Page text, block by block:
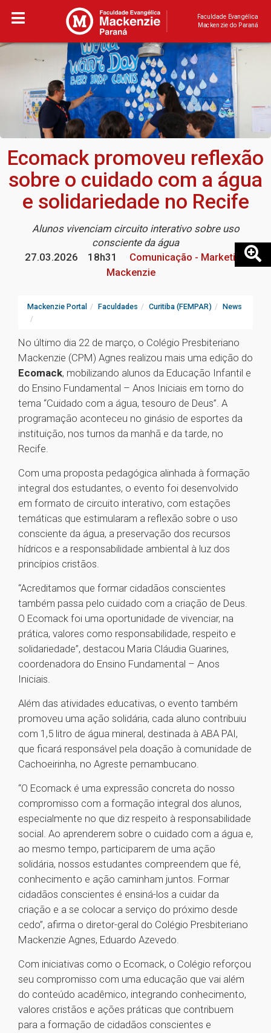
Faculdade Evangélica
Mackenzie do Paraná
Ecomack promoveu reflexão
sobre o cuidado com a água
e solidariedade no Recife
Alunos vivenciam circuito interativo sobre uso
consciente da água
27.03.2026
18h31
Comunicação - Marketing
Mackenzie
Mackenzie Portal Faculdades Curitiba (FEMPAR) News
No último dia 22 de março, o Colégio Presbiteriano
Mackenzie (CPM) Agnes realizou mais uma edição do
Ecomack, mobilizando alunos da Educação Infantil e
do Ensino Fundamental – Anos Iniciais em torno do
tema “Cuidado com a água, tesouro de Deus”. A
programação aconteceu no ginásio de esportes da
instituição, nos turnos da manhã e da tarde, no
Recife.
Com uma proposta pedagógica alinhada à formação
integral dos estudantes, o evento foi desenvolvido
em formato de circuito interativo, com estações
temáticas que estimularam a reflexão sobre o uso
consciente da água, a preservação dos recursos
hídricos e a responsabilidade ambiental à luz dos
princípios cristãos.
“Acreditamos que formar cidadãos conscientes
também passa pelo cuidado com a criação de Deus.
O Ecomack foi uma oportunidade de vivenciar, na
prática, valores como responsabilidade, respeito e
solidariedade”, destacou Maria Cláudia Guarines,
coordenadora do Ensino Fundamental – Anos
Iniciais.
Além das atividades educativas, o evento também
promoveu uma ação solidária, cada aluno contribuiu
com 1,5 litro de água mineral, destinada à ABA PAI,
que ficará responsável pela doação à comunidade de
Cachoeirinha, no Agreste pernambucano.
“O Ecomack é uma expressão concreta do nosso
compromisso com a formação integral dos alunos,
especialmente no que diz respeito à responsabilidade
social. Ao aprenderem sobre o cuidado com a água e,
ao mesmo tempo, participarem de uma ação
solidária, nossos estudantes compreendem que fé,
conhecimento e ação caminham juntos. Formar
cidadãos conscientes é ensiná-los a cuidar da
criação e a se colocar a serviço do próximo desde
cedo”, afirma o diretor-geral do Colégio Presbiteriano
Mackenzie Agnes, Eduardo Azevedo.
Com iniciativas como o Ecomack, o Colégio reforçou
seu compromisso com uma educação que vai além
do conteúdo acadêmico, integrando conhecimento,
valores cristãos e ações práticas que contribuem
para a formação de cidadãos conscientes e